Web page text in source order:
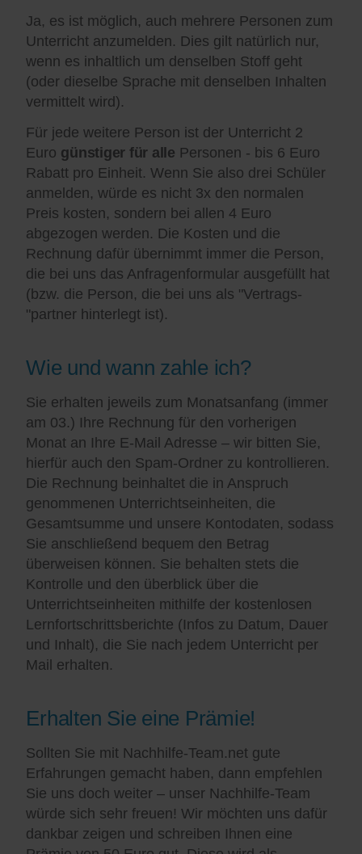
Ja, es ist möglich, auch mehrere Personen zum
Unterricht anzumelden. Dies gilt natürlich nur,
wenn es inhaltlich um denselben Stoff geht
(oder dieselbe Sprache mit denselben Inhalten
vermittelt wird).
Für jede weitere Person ist der Unterricht 2
Euro günstiger für alle Personen - bis 6 Euro
Rabatt pro Einheit. Wenn Sie also drei Schüler
anmelden, würde es nicht 3x den normalen
Preis kosten, sondern bei allen 4 Euro
abgezogen werden. Die Kosten und die
Rechnung dafür übernimmt immer die Person,
die bei uns das Anfragenformular ausgefüllt hat
(bzw. die Person, die bei uns als "Vertrags-
"partner hinterlegt ist).
Wie und wann zahle ich?
Sie erhalten jeweils zum Monatsanfang (immer
am 03.) Ihre Rechnung für den vorherigen
Monat an Ihre E-Mail Adresse – wir bitten Sie,
hierfür auch den Spam-Ordner zu kontrollieren.
Die Rechnung beinhaltet die in Anspruch
genommenen Unterrichtseinheiten, die
Gesamtsumme und unsere Kontodaten, sodass
Sie anschließend bequem den Betrag
überweisen können. Sie behalten stets die
Kontrolle und den überblick über die
Unterrichtseinheiten mithilfe der kostenlosen
Lernfortschrittsberichte (Infos zu Datum, Dauer
und Inhalt), die Sie nach jedem Unterricht per
Mail erhalten.
Erhalten Sie eine Prämie!
Sollten Sie mit Nachhilfe-Team.net gute
Erfahrungen gemacht haben, dann empfehlen
Sie uns doch weiter – unser Nachhilfe-Team
würde sich sehr freuen! Wir möchten uns dafür
dankbar zeigen und schreiben Ihnen eine